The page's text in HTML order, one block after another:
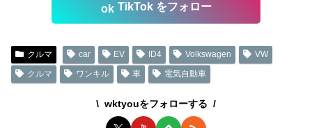
TikTok をフォロー
クルマ car EV ID4 Volkswagen
VW
クルマ
ワンキル 車 電気自動車
wktyouをフォローする